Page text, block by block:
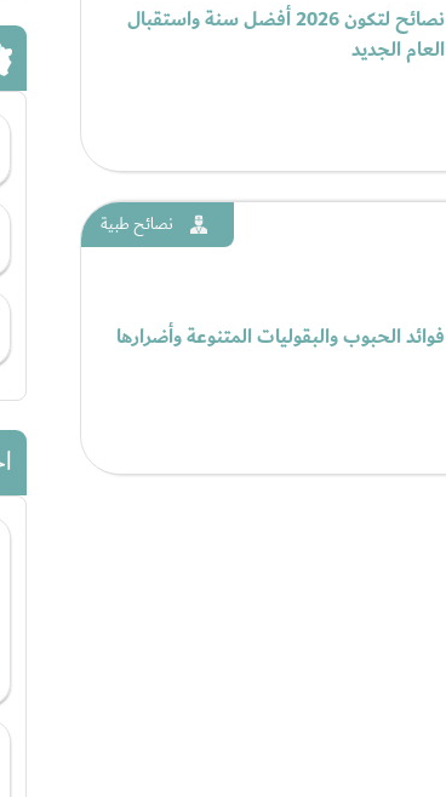
نصائح لتكون 2026 أفضل سنة واستقبال
العام الجديد
نصائح طبية
فوائد الحبوب والبقوليات المتنوعة وأضرارها